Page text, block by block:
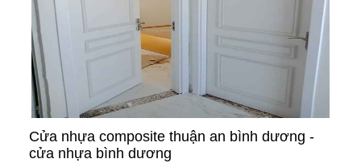
Cửa nhựa composite thuận an bình dương -
cửa nhựa bình dương